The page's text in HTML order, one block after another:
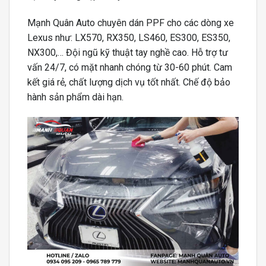
Mạnh Quân Auto chuyên dán PPF cho các dòng xe
Lexus như: LX570, RX350, LS460, ES300, ES350,
NX300,… Đội ngũ kỹ thuật tay nghề cao. Hỗ trợ tư
vấn 24/7, có mặt nhanh chóng từ 30-60 phút. Cam
kết giá rẻ, chất lượng dịch vụ tốt nhất. Chế độ bảo
hành sản phẩm dài hạn.